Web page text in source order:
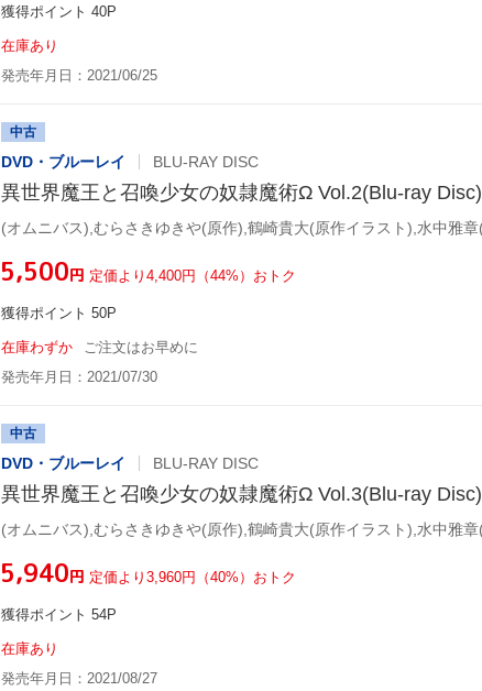
獲得ポイント 40P
在庫あり
発売年月日：2021/06/25
中古
DVD・ブルーレイ BLU-RAY DISC
異世界魔王と召喚少女の奴隷魔術Ω Vol.2(Blu-ray Disc)
¥5,500円 定価より4,400円（44%）おトク
獲得ポイント 50P
在庫わずか
ご注文はお早めに
発売年月日：2021/07/30
中古
DVD・ブルーレイ BLU-RAY DISC
異世界魔王と召喚少女の奴隷魔術Ω Vol.3(Blu-ray Disc)
¥5,940円 定価より3,960円（40%）おトク
獲得ポイント 54P
在庫あり
発売年月日：2021/08/27